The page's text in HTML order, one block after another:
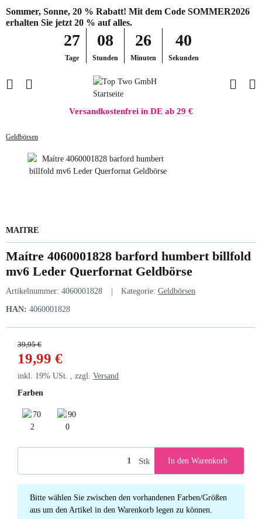
Sommer, Sonne, 20 % Rabatt! Mit dem Code SOMMER2026
erhalten Sie jetzt 20 % auf alles.
27
Tage
08
Stunden
26
Minuten
40
Sekunden
Versandkostenfrei in DE ab 29 €
Geldbörsen
MAITRE
Maítre 4060001828 barford humbert billfold
mv6 Leder Querfornat Geldbörse
Artikelnummer: 4060001828 Kategorie: Geldbörsen
HAN: 4060001828
39,95 €
19,99 €
inkl. 19% USt. , zzgl. Versand
Farben
Stk In den Warenkorb
x
Bitte wählen Sie zwischen den vorhandenen Farben/Größen
aus um den Artikel in den Warenkorb legen zu können.